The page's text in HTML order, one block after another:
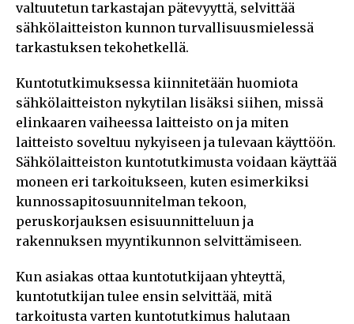
valtuutetun tarkastajan pätevyyttä, selvittää
sähkölaitteiston kunnon turvallisuusmielessä
tarkastuksen tekohetkellä.
Kuntotutkimuksessa kiinnitetään huomiota
sähkölaitteiston nykytilan lisäksi siihen, missä
elinkaaren vaiheessa laitteisto on ja miten
laitteisto soveltuu nykyiseen ja tulevaan käyttöön.
Sähkölaitteiston kuntotutkimusta voidaan käyttää
moneen eri tarkoitukseen, kuten esimerkiksi
kunnossapitosuunnitelman tekoon,
peruskorjauksen esisuunnitteluun ja
rakennuksen myyntikunnon selvittämiseen.
Kun asiakas ottaa kuntotutkijaan yhteyttä,
kuntotutkijan tulee ensin selvittää, mitä
tarkoitusta varten kuntotutkimus halutaan